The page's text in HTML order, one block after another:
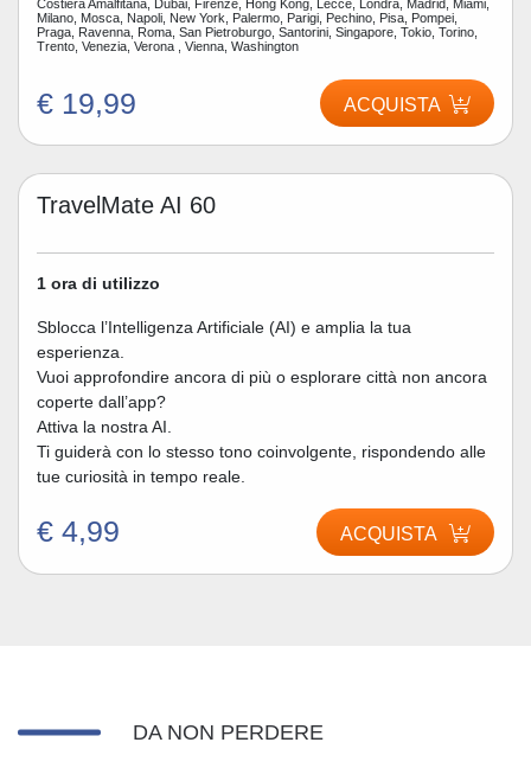
Costiera Amalfitana, Dubai, Firenze, Hong Kong, Lecce, Londra, Madrid, Miami,
Milano, Mosca, Napoli, New York, Palermo, Parigi, Pechino, Pisa, Pompei,
Praga, Ravenna, Roma, San Pietroburgo, Santorini, Singapore, Tokio, Torino,
Trento, Venezia, Verona , Vienna, Washington
€ 19,99 ACQUISTA
TravelMate AI 60
1 ora di utilizzo
Sblocca l’Intelligenza Artificiale (AI) e amplia la tua
esperienza.
Vuoi approfondire ancora di più o esplorare città non ancora
coperte dall’app?
Attiva la nostra AI.
Ti guiderà con lo stesso tono coinvolgente, rispondendo alle
tue curiosità in tempo reale.
€ 4,99 ACQUISTA
DA NON PERDERE